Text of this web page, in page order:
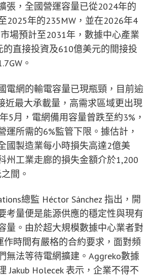
張，全國營運容量已從2024年的
2025年的235MW，並在2026年4
場預計至2031年，數據中心產業
直接投資及610億美元的間接投
。
電網的輸電容量已現瓶頸，目前逾
近最大承載量，高需求區域更出現
5月，電網備用容量曾跌至約3%，
運所需的6%監管下限。據估計，
國製造業每小時損失高達2億美
州工業走廊的損失金額介於1,200
間。
總監 Héctor Sánchez 指出，開
考量便是能源供應的穩定性與現有
量。由於超大規模數據中心業者對
作時間有嚴格的合約要求，面對頻
無法等待電網擴建。Aggreko數據
Jakub Holecek 表示，企業不得不